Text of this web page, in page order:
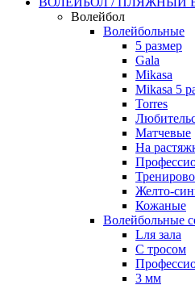
Волейбол
Волейбольные
5 размер
Gala
Mikasa
Mikasa 5
Torres
Матчевые
На
Желто-
Кожаные
Волейбольные
Lля зала
C тросом
3 мм